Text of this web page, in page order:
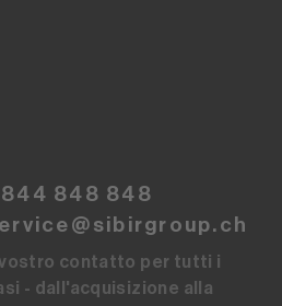
848 848
vostro contatto per tutti i
- dall'acquisizione alla